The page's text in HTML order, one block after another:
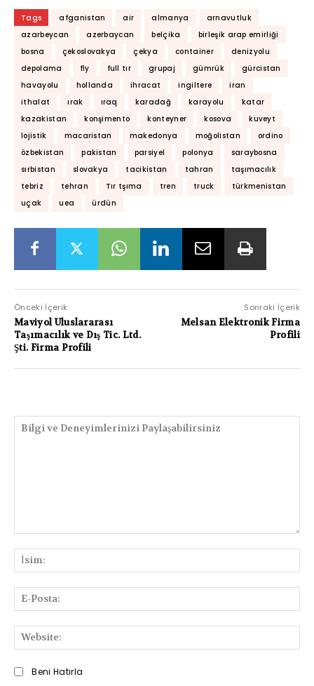
Tags afganistan air almanya
arnavutluk
azarbeycan
azerbaycan belçika
birleşik arap emirliği
bosna
çekoslovakya çekya container
denizyolu
depolama
fly full tır grupaj gümrük
gürcistan
havayolu
hollanda ihracat ingiltere
iran
ithalat
ırak ıraq karadağ karayolu
katar
kazakistan
konşimento konteyner kosova
kuveyt
lojistik
macaristan makedonya moğolistan
ordino
özbekistan
pakistan parsiyel polonya
saraybosna
sırbistan
slovakya tacikistan tahran
taşımacılık
tebriz
tehran Tır tşıma tren truck
türkmenistan
uçak
uea ürdün
Önceki İçerik
Maviyol Uluslararası
Taşımacılık ve Dış Tic. Ltd.
Şti. Firma Profili
Sonraki İçerik
Melsan Elektronik Firma
Profili
ve
Deneyimlerinizi
Beni Hatırla